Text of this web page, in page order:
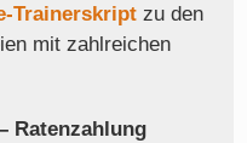
Trainerskript zu den
mit zahlreichen
Ratenzahlung